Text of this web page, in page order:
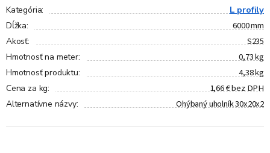
Kategória: L profily
Dĺžka: 6000 mm
Akosť: S235
Hmotnosť na meter: 0,73 kg
Hmotnosť produktu: 4,38 kg
Cena za kg: 1,66 € bez DPH
Alternatívne názvy: Ohýbaný uholník 30x20x2